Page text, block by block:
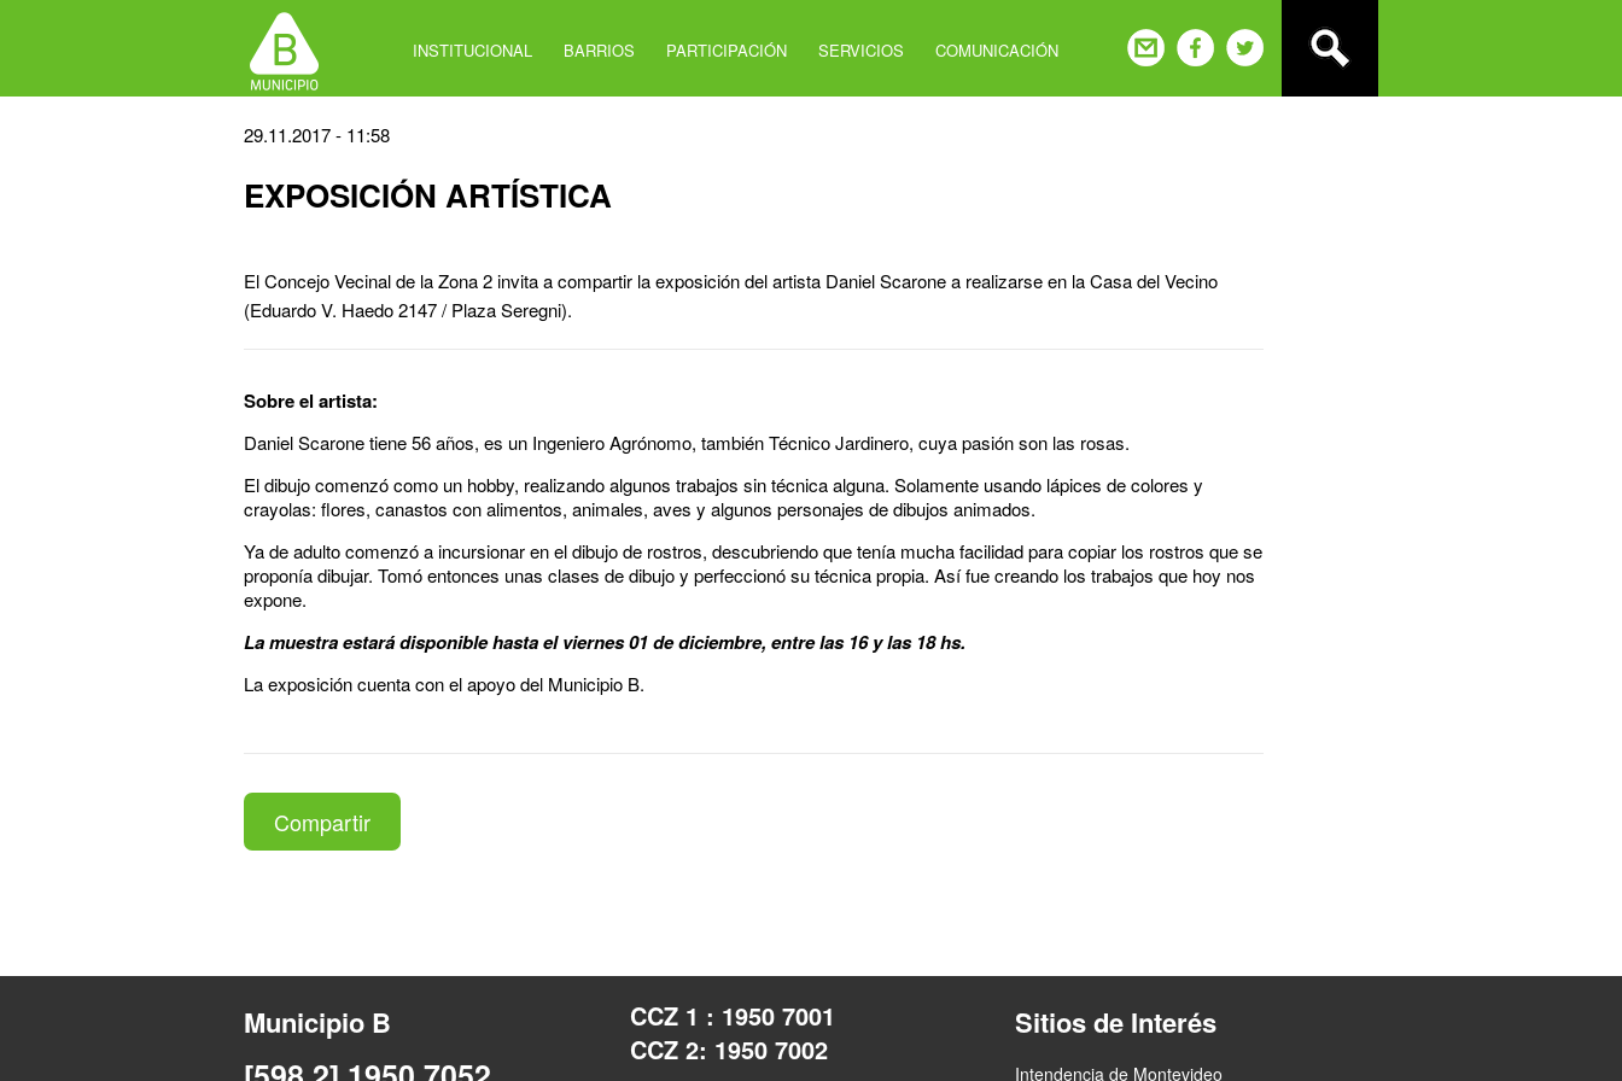
INSTITUCIONAL BARRIOS PARTICIPACIÓN SERVICIOS COMUNICACIÓN
Back
top
29.11.2017 - 11:58
EXPOSICIÓN ARTÍSTICA
El Concejo Vecinal de la Zona 2 invita a compartir la exposición del artista Daniel Scarone a realizarse en la Casa del Vecino
(Eduardo V. Haedo 2147 / Plaza Seregni).
Sobre el artista:
Daniel Scarone tiene 56 años, es un Ingeniero Agrónomo, también Técnico Jardinero, cuya pasión son las rosas.
El dibujo comenzó como un hobby, realizando algunos trabajos sin técnica alguna. Solamente usando lápices de colores y
crayolas: flores, canastos con alimentos, animales, aves y algunos personajes de dibujos animados.
Ya de adulto comenzó a incursionar en el dibujo de rostros, descubriendo que tenía mucha facilidad para copiar los rostros que se
proponía dibujar. Tomó entonces unas clases de dibujo y perfeccionó su técnica propia. Así fue creando los trabajos que hoy nos
expone.
La muestra estará disponible hasta el viernes 01 de diciembre, entre las 16 y las 18 hs.
La exposición cuenta con el apoyo del Municipio B.
Compartir
Municipio B
CCZ 1 : 1950 7001
CCZ 2: 1950 7002
Sitios de Interés
Intendencia de Montevideo